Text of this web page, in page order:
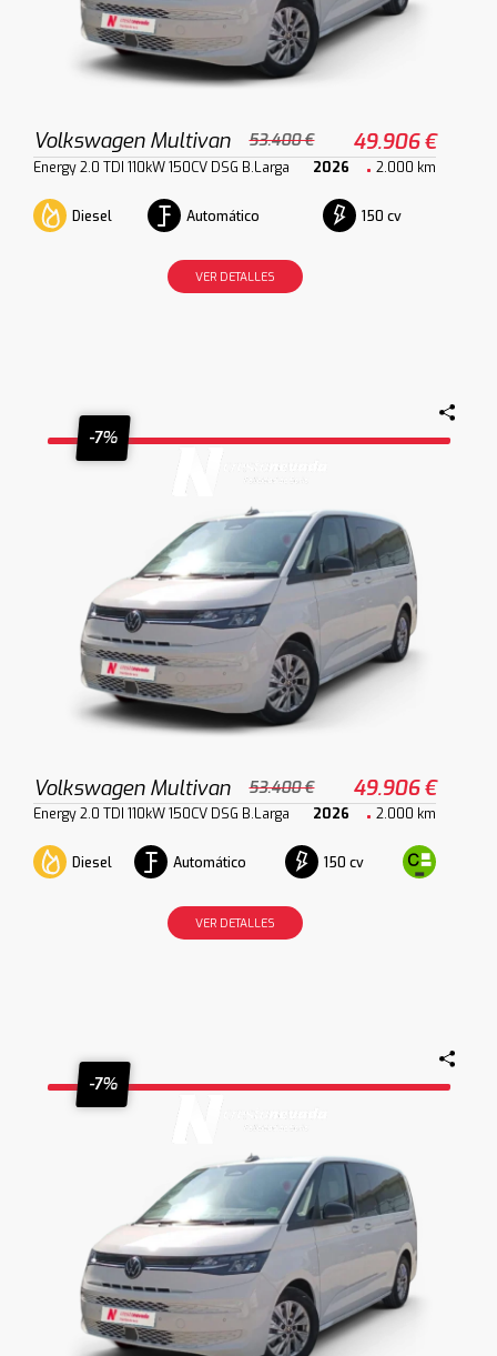
Volkswagen Multivan 53.400 € 49.906 €
Energy 2.0 TDI 110kW 150CV DSG B.Larga 2026 2.000 km
Diesel Automático 150 cv
VER DETALLES
-7%
Volkswagen Multivan 53.400 € 49.906 €
Energy 2.0 TDI 110kW 150CV DSG B.Larga 2026 2.000 km
Diesel Automático 150 cv
VER DETALLES
-7%